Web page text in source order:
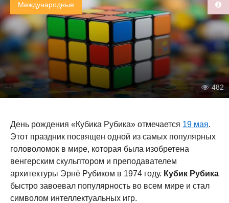
Международные
482
День рождения «Кубика Рубика» отмечается 19 мая.
Этот праздник посвящен одной из самых популярных
головоломок в мире, которая была изобретена
венгерским скульптором и преподавателем
архитектуры Эрнё Рубиком в 1974 году. Кубик Рубика
быстро завоевал популярность во всем мире и стал
символом интеллектуальных игр.